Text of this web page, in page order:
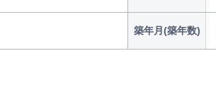
築年月(築年数)